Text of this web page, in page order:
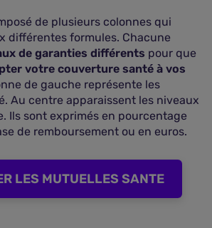
de plusieurs colonnes qui
différentes formules. Chacune
de garanties différents pour que
votre couverture santé à vos
de gauche représente les
Au centre apparaissent les niveaux
Ils sont exprimés en pourcentage
de remboursement ou en euros.
LES MUTUELLES SANTE